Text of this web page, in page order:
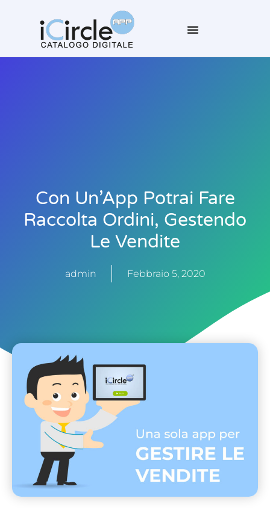
Con Un’App Potrai Fare
Raccolta Ordini, Gestendo
Le Vendite
admin Febbraio 5, 2020